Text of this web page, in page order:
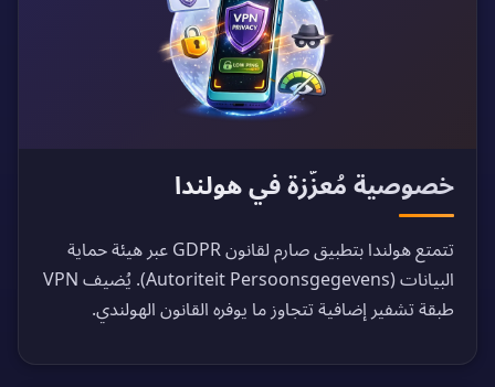
خصوصية مُعزّزة في هولندا
تتمتع هولندا بتطبيق صارم لقانون GDPR عبر هيئة حماية
البيانات (Autoriteit Persoonsgegevens). يُضيف VPN
طبقة تشفير إضافية تتجاوز ما يوفره القانون الهولندي.